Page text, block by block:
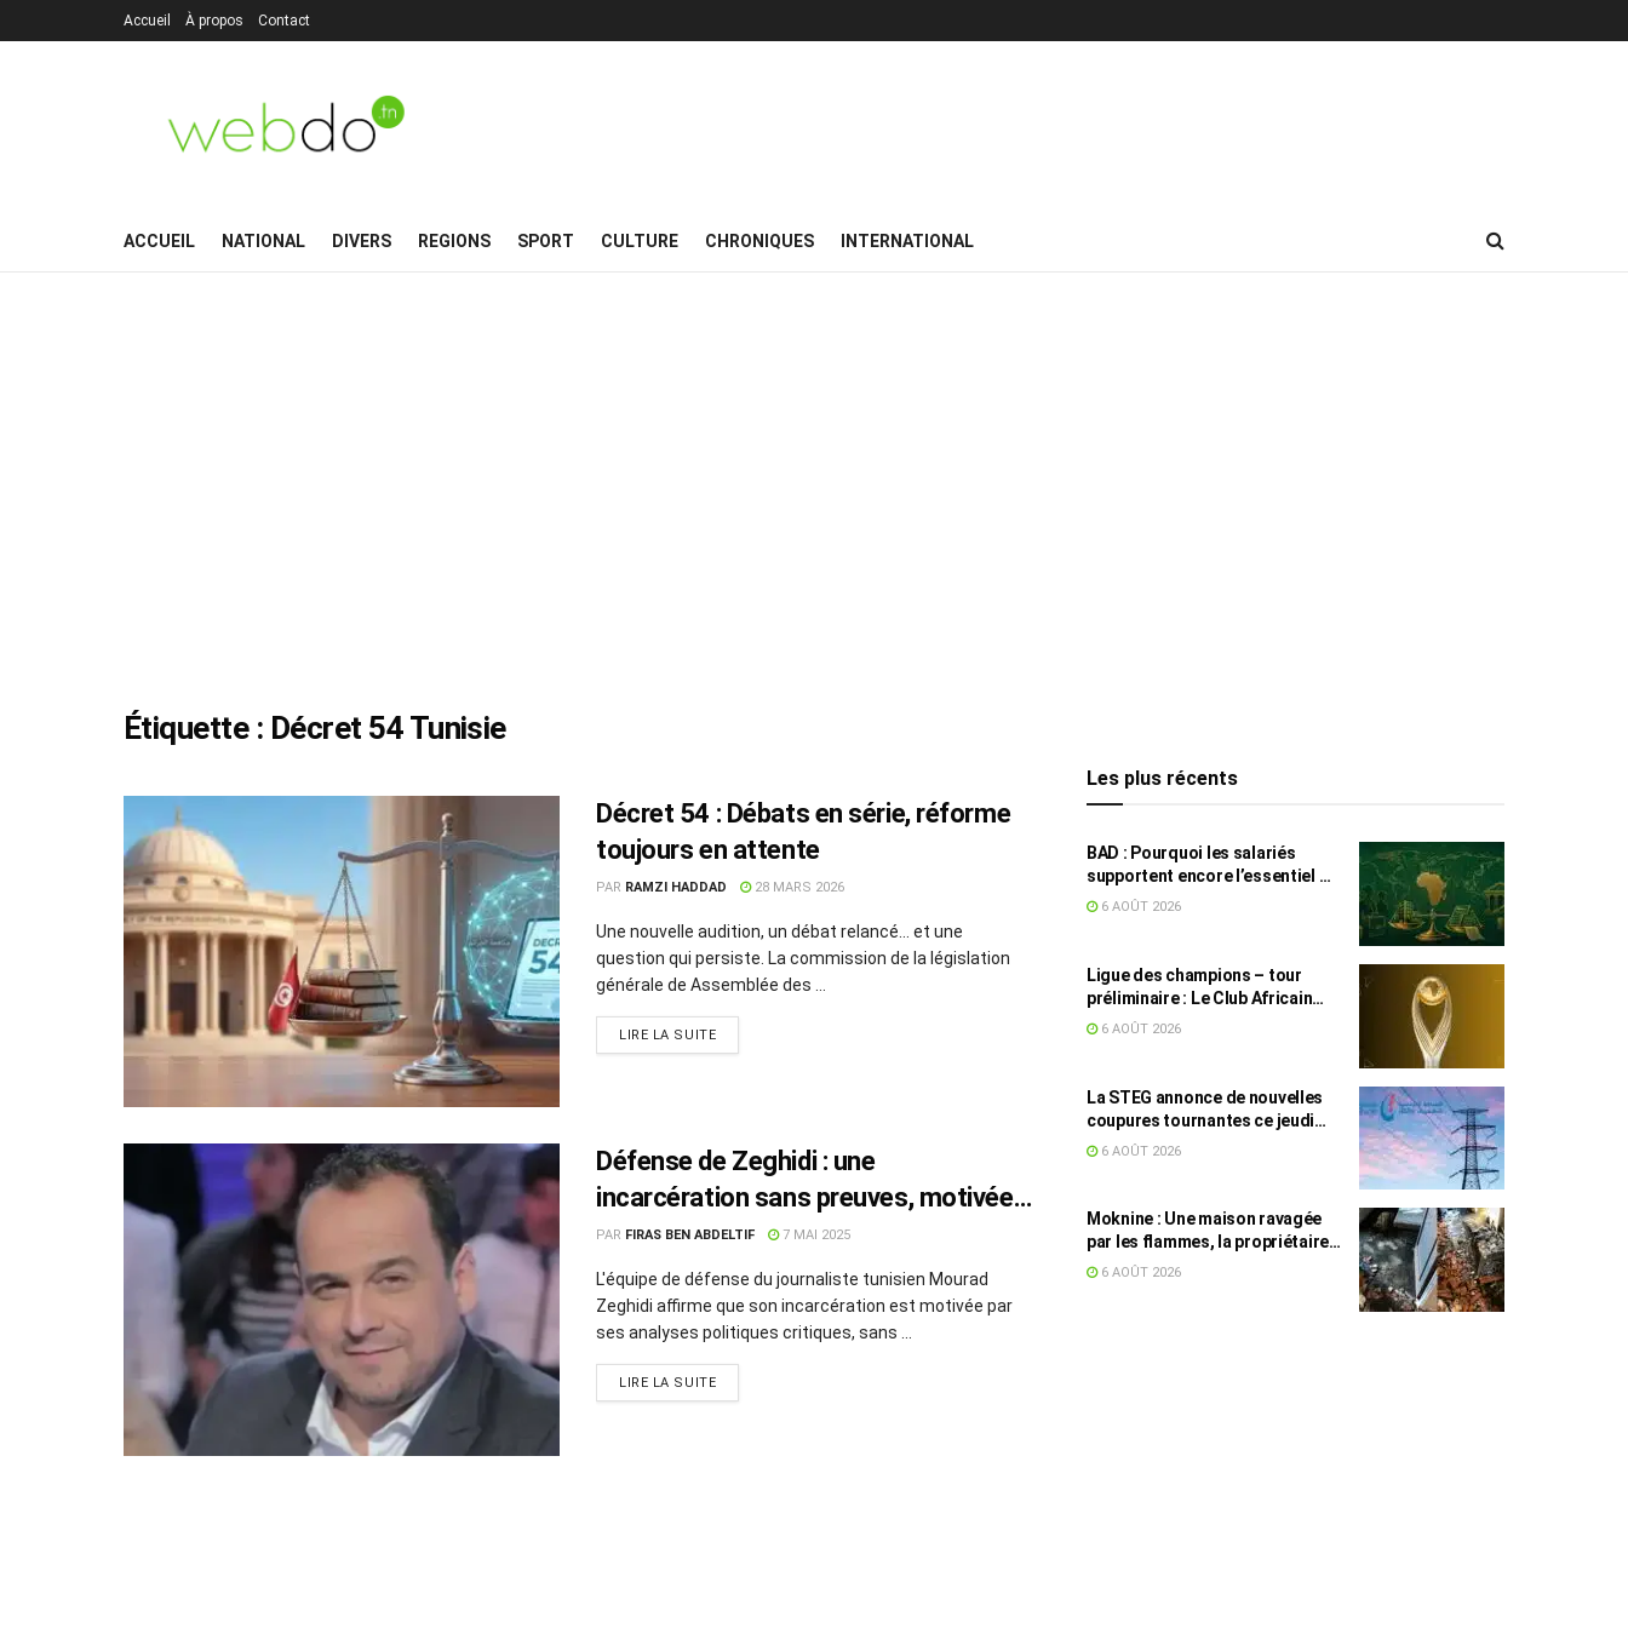
Accueil À propos Contact
ACCUEIL NATIONAL DIVERS REGIONS SPORT CULTURE CHRONIQUES INTERNATIONAL
Étiquette : Décret 54 Tunisie
Décret 54 : Débats en série, réforme
toujours en attente
PAR RAMZI HADDAD 28 MARS 2026
Une nouvelle audition, un débat relancé… et une
question qui persiste. La commission de la législation
générale de Assemblée des ...
LIRE LA SUITE
Défense de Zeghidi : une
incarcération sans preuves, motivée
par ses opinions critiques
PAR FIRAS BEN ABDELTIF 7 MAI 2025
L'équipe de défense du journaliste tunisien Mourad
Zeghidi affirme que son incarcération est motivée par
ses analyses politiques critiques, sans ...
LIRE LA SUITE
Les plus récents
BAD : Pourquoi les salariés
supportent encore l’essentiel de
l’effort fiscal en Tunisie
6 AOÛT 2026
Ligue des champions – tour
préliminaire : Le Club Africain
face au Djoliba AC
6 AOÛT 2026
La STEG annonce de nouvelles
coupures tournantes ce jeudi
dans plusieurs régions
6 AOÛT 2026
Moknine : Une maison ravagée
par les flammes, la propriétaire
accuse la STEG et la SONEDE
6 AOÛT 2026